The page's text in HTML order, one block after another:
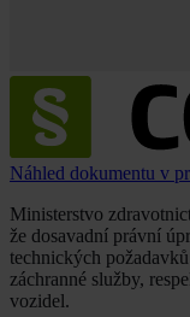
Náhled dokumentu v
Ministerstvo
že dosavadní právní
technických
záchranné služby,
vozidel.